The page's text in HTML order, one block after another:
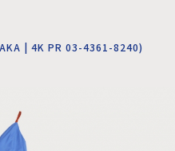
| 4K PR 03-4361-8240)